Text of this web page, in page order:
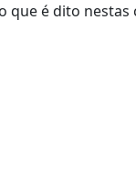
é dito nestas